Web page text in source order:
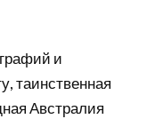
и
таинственная
Австралия